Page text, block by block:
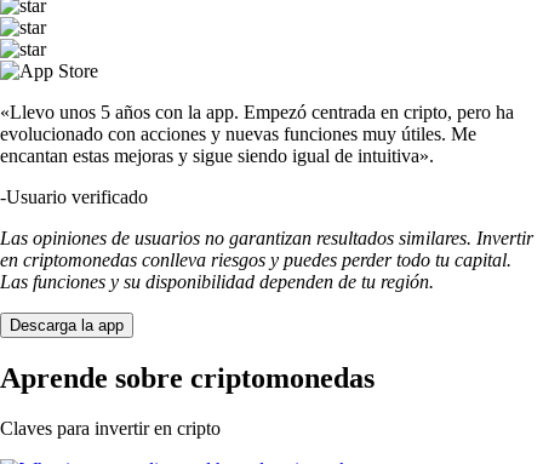
«Llevo unos 5 años con la app. Empezó centrada en cripto, pero ha
evolucionado con acciones y nuevas funciones muy útiles. Me
encantan estas mejoras y sigue siendo igual de intuitiva».
-Usuario verificado
Las opiniones de usuarios no garantizan resultados similares. Invertir
en criptomonedas conlleva riesgos y puedes perder todo tu capital.
Las funciones y su disponibilidad dependen de tu región.
Descarga la app
Aprende sobre criptomonedas
Claves para invertir en cripto